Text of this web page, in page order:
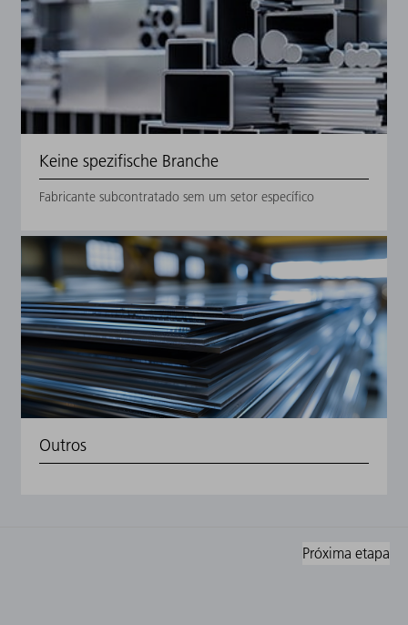
Keine spezifische Branche
Fabricante subcontratado sem um setor específico
Outros
Próxima etapa